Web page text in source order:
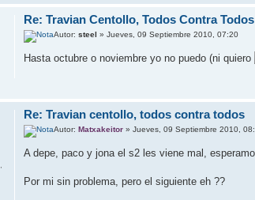
Re: Travian Centollo, Todos Contra Todos
Autor:steel » Jueves, 09 Septiembre 2010, 07:20
Hasta octubre o noviembre yo no puedo (ni quiero
Re: Travian centollo, todos contra todos
Autor:Matxakeitor » Jueves, 09 Septiembre 2010,
A depe, paco y jona el s2 les viene mal,
Por mi sin problema, pero el siguiente eh ??